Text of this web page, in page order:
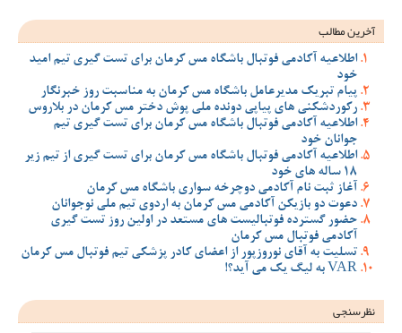
آخرین مطالب
اطلاعیه آکادمی فوتبال باشگاه مس کرمان برای تست گیری تیم امید
خود
پیام تبریک مدیرعامل باشگاه مس کرمان به مناسبت روز خبرنگار
رکوردشکنی های پیاپی دونده ملی پوش دختر مس کرمان در بلاروس
اطلاعیه آکادمی فوتبال باشگاه مس کرمان برای تست گیری تیم
جوانان خود
اطلاعیه آکادمی فوتبال باشگاه مس کرمان برای تست گیری از تیم زیر
18 ساله های خود
آغاز ثبت نام آکادمی دوچرخه سواری باشگاه مس کرمان
دعوت دو بازیکن آکادمی مس کرمان به اردوی تیم ملی نوجوانان
حضور گسترده فوتبالیست های مستعد در اولین روز تست گیری
آکادمی فوتبال مس کرمان
تسلیت به آقای نوروزپور از اعضای کادر پزشکی تیم فوتبال مس کرمان
VAR به لیگ یک می آید؟!
نظرسنجی